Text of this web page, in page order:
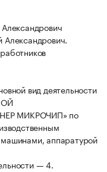
вид деятельности
МИКРОЧИП» по
аппаратурой
— 4.